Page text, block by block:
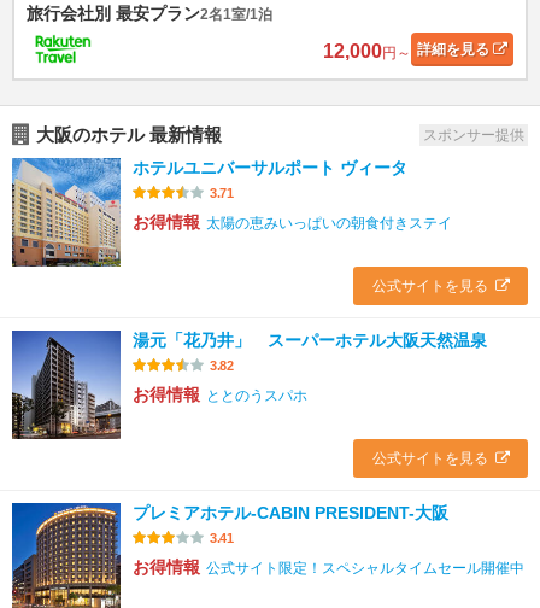
旅行会社別 最安プラン2名1室/1泊
12,000円～ 詳細を見る
大阪のホテル 最新情報 スポンサー提供
ホテルユニバーサルポート ヴィータ
3.71
お得情報 太陽の恵みいっぱいの朝食付きステイ
公式サイトを見る
湯元「花乃井」 スーパーホテル大阪天然温泉
3.82
お得情報 ととのうスパホ
公式サイトを見る
プレミアホテル-CABIN PRESIDENT-大阪
3.41
お得情報 公式サイト限定！スペシャルタイムセール開催中